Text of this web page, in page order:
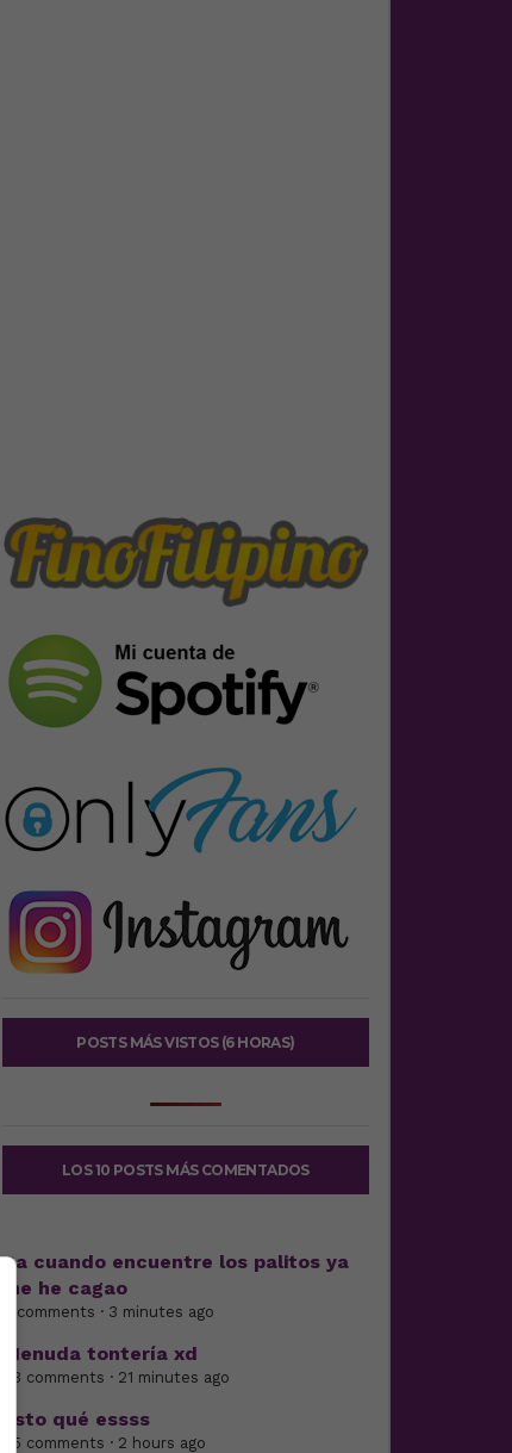
POSTS MÁS VISTOS (6 HORAS)
LOS 10 POSTS MÁS COMENTADOS
Pa cuando encuentre los palitos ya
me he cagao
8 comments · 3 minutes ago
Menuda tontería xd
33 comments · 21 minutes ago
Esto qué essss
25 comments · 2 hours ago